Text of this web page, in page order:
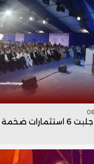
أخنوش: الحكومة جلبت 6